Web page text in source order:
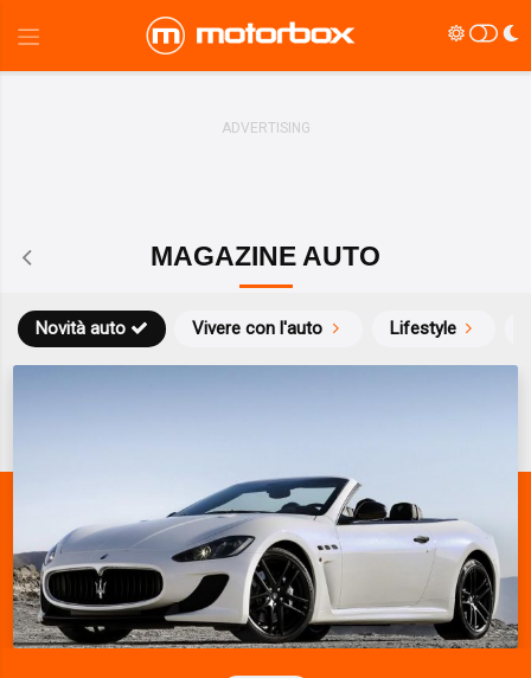
MAGAZINE AUTO
Novità auto Vivere con l'auto Lifestyle